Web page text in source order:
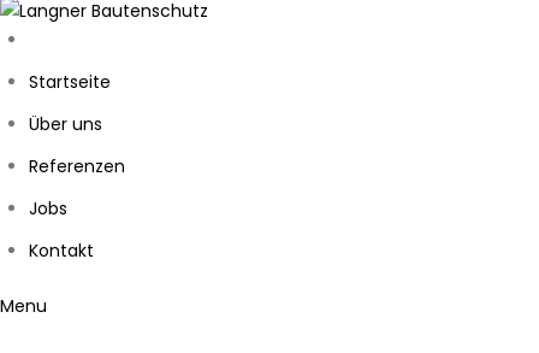
Startseite
Über uns
Referenzen
Jobs
Kontakt
Menu